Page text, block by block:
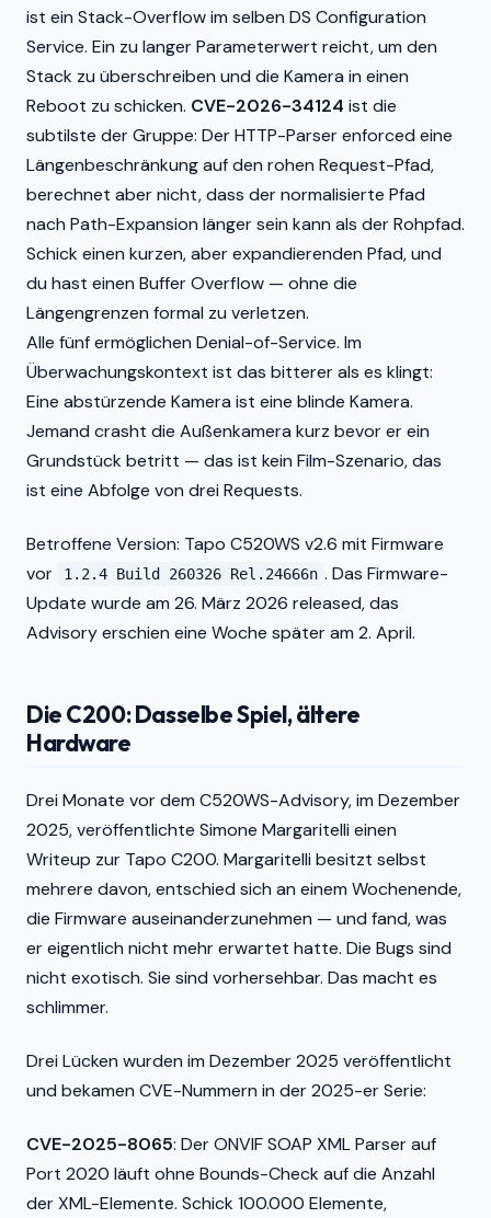
ist ein Stack-Overflow im selben DS Configuration
Service. Ein zu langer Parameterwert reicht, um den
Stack zu überschreiben und die Kamera in einen
Reboot zu schicken. CVE-2026-34124 ist die
subtilste der Gruppe: Der HTTP-Parser enforced eine
Längenbeschränkung auf den rohen Request-Pfad,
berechnet aber nicht, dass der normalisierte Pfad
nach Path-Expansion länger sein kann als der Rohpfad.
Schick einen kurzen, aber expandierenden Pfad, und
du hast einen Buffer Overflow — ohne die
Längengrenzen formal zu verletzen.
Alle fünf ermöglichen Denial-of-Service. Im
Überwachungskontext ist das bitterer als es klingt:
Eine abstürzende Kamera ist eine blinde Kamera.
Jemand crasht die Außenkamera kurz bevor er ein
Grundstück betritt — das ist kein Film-Szenario, das
ist eine Abfolge von drei Requests.
Betroffene Version: Tapo C520WS v2.6 mit Firmware
vor
1.2.4 Build 260326 Rel.24666n . Das Firmware-
Update wurde am 26. März 2026 released, das
Advisory erschien eine Woche später am 2. April.
Die C200: Dasselbe Spiel, ältere
Hardware
Drei Monate vor dem C520WS-Advisory, im Dezember
2025, veröffentlichte Simone Margaritelli einen
Writeup zur Tapo C200. Margaritelli besitzt selbst
mehrere davon, entschied sich an einem Wochenende,
die Firmware auseinanderzunehmen — und fand, was
er eigentlich nicht mehr erwartet hatte. Die Bugs sind
nicht exotisch. Sie sind vorhersehbar. Das macht es
schlimmer.
Drei Lücken wurden im Dezember 2025 veröffentlicht
und bekamen CVE-Nummern in der 2025-er Serie:
CVE-2025-8065: Der ONVIF SOAP XML Parser auf
Port 2020 läuft ohne Bounds-Check auf die Anzahl
der XML-Elemente. Schick 100.000 Elemente,